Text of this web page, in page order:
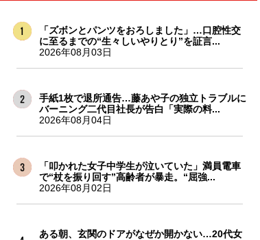
「ズボンとパンツをおろしました」…口腔性交
に至るまでの“生々しいやりとり”を証言...
2026年08月03日
手紙1枚で退所通告…藤あや子の独立トラブルに
バーニング二代目社長が告白「実際の料...
2026年08月04日
「叩かれた女子中学生が泣いていた」満員電車
で“杖を振り回す”高齢者が暴走。“屈強...
2026年08月02日
ある朝、玄関のドアがなぜか開かない…20代女